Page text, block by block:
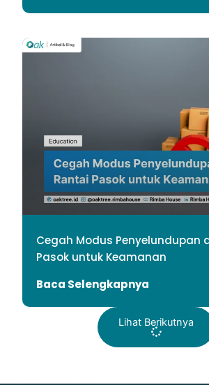
Cegah Modus Penyelundupan
Pasok untuk Keamanan
Baca Selengkapnya
Lihat Berikutnya